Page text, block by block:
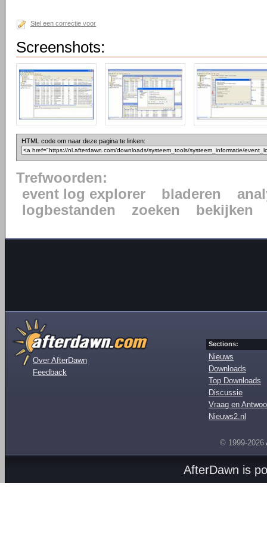
Stel een correctie voor
Screenshots:
HTML code om naar deze pagina te linken:
Trefwoorden:
event log explorer
bladeren
logbestanden
zoeken bekijken
Over AfterDawn
Feedback
Sections:
Nieuws
Downloads
Top Downloads
Discussie
Vraag en
Nieuws2.nl
© 1999-2026
AfterDawn is